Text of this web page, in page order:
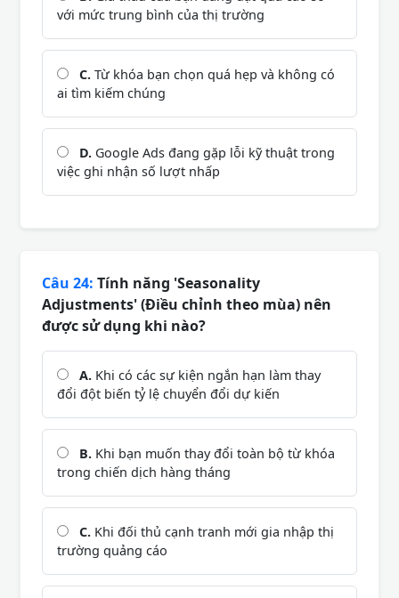
với mức trung bình của thị trường
C. Từ khóa bạn chọn quá hẹp và không có
ai tìm kiếm chúng
D. Google Ads đang gặp lỗi kỹ thuật trong
việc ghi nhận số lượt nhấp
Câu 24: Tính năng 'Seasonality
Adjustments' (Điều chỉnh theo mùa) nên
được sử dụng khi nào?
A. Khi có các sự kiện ngắn hạn làm thay
đổi đột biến tỷ lệ chuyển đổi dự kiến
B. Khi bạn muốn thay đổi toàn bộ từ khóa
trong chiến dịch hàng tháng
C. Khi đối thủ cạnh tranh mới gia nhập thị
trường quảng cáo